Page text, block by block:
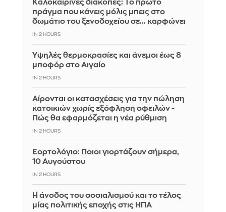
Καλοκαιρινές διακοπές: Το πρώτο
πράγμα που κάνεις μόλις μπεις στο
δωμάτιο του ξενοδοχείου σε... καρφώνει
IN 2 HOURS
Υψηλές θερμοκρασίες και άνεμοι έως 8
μποφόρ στο Αιγαίο
IN 2 HOURS
Αίρονται οι κατασχέσεις για την πώληση
κατοικιών χωρίς εξόφληση οφειλών -
Πώς θα εφαρμόζεται η νέα ρύθμιση
IN 2 HOURS
Εορτολόγιο: Ποιοι γιορτάζουν σήμερα,
10 Αυγούστου
IN 2 HOURS
Η άνοδος του σοσιαλισμού και το τέλος
μίας πολιτικής εποχής στις ΗΠΑ